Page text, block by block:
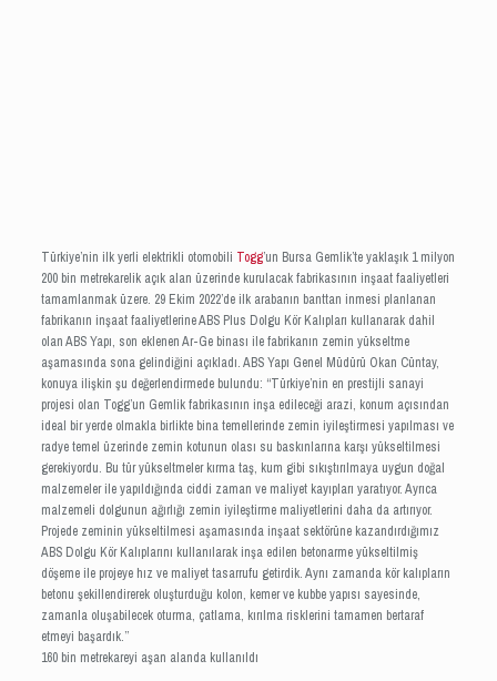
Türkiye’nin ilk yerli elektrikli otomobili Togg’un Bursa Gemlik’te yaklaşık 1 milyon
200 bin metrekarelik açık alan üzerinde kurulacak fabrikasının inşaat faaliyetleri
tamamlanmak üzere. 29 Ekim 2022’de ilk arabanın banttan inmesi planlanan
fabrikanın inşaat faaliyetlerine ABS Plus Dolgu Kör Kalıpları kullanarak dahil
olan ABS Yapı, son eklenen Ar-Ge binası ile fabrikanın zemin yükseltme
aşamasında sona gelindiğini açıkladı. ABS Yapı Genel Müdürü Okan Cüntay,
konuya ilişkin şu değerlendirmede bulundu: “Türkiye’nin en prestijli sanayi
projesi olan Togg’un Gemlik fabrikasının inşa edileceği arazi, konum açısından
ideal bir yerde olmakla birlikte bina temellerinde zemin iyileştirmesi yapılması ve
radye temel üzerinde zemin kotunun olası su baskınlarına karşı yükseltilmesi
gerekiyordu. Bu tür yükseltmeler kırma taş, kum gibi sıkıştırılmaya uygun doğal
malzemeler ile yapıldığında ciddi zaman ve maliyet kayıpları yaratıyor. Ayrıca
malzemeli dolgunun ağırlığı zemin iyileştirme maliyetlerini daha da artırıyor.
Projede zeminin yükseltilmesi aşamasında inşaat sektörüne kazandırdığımız
ABS Dolgu Kör Kalıplarını kullanılarak inşa edilen betonarme yükseltilmiş
döşeme ile projeye hız ve maliyet tasarrufu getirdik. Aynı zamanda kör kalıpların
betonu şekillendirerek oluşturduğu kolon, kemer ve kubbe yapısı sayesinde,
zamanla oluşabilecek oturma, çatlama, kırılma risklerini tamamen bertaraf
etmeyi başardık.”
160 bin metrekareyi aşan alanda kullanıldı